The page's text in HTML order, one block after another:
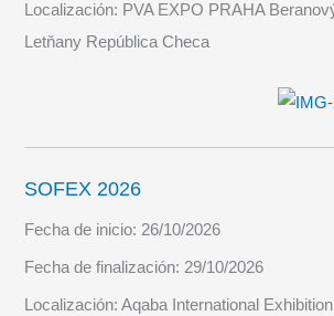
Localización: PVA EXPO PRAHA
Letňany República Checa
SOFEX 2026
Fecha de inicio: 26/10/2026
Fecha de finalización: 29/10/2026
Localización:Aqaba International